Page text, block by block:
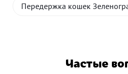
Передержка кошек
Частые